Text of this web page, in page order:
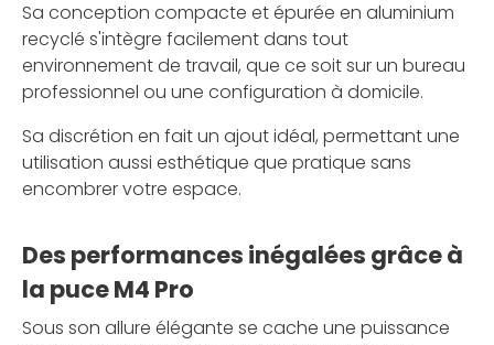
Sa conception compacte et épurée en aluminium
recyclé s'intègre facilement dans tout
environnement de travail, que ce soit sur un bureau
professionnel ou une configuration à domicile.
Sa discrétion en fait un ajout idéal, permettant une
utilisation aussi esthétique que pratique sans
encombrer votre espace.
Des performances inégalées grâce à
la puce M4 Pro
Sous son allure élégante se cache une puissance